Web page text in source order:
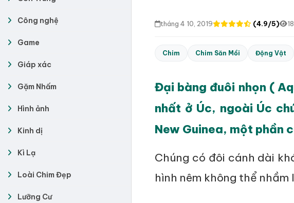
Công nghệ
Game
Giáp xác
Gặm Nhấm
Hình ảnh
Kinh dị
Kì Lạ
Loài Chim Đẹp
Lưỡng Cư
tháng 4 10, 2019 (4.9/5)
Chim Chim Săn Mồi Động Vật
Đại bàng đuôi nhọn (
nhất ở Úc, ngoài Úc
New Guinea, một phần
Chúng có đôi cánh dài
hình nêm không thể nhầm